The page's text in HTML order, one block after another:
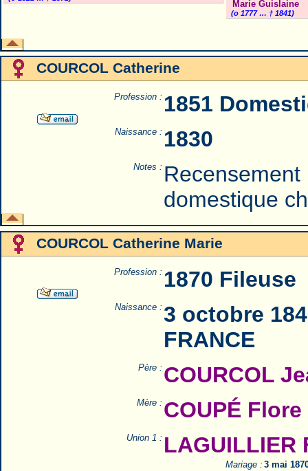
Marie Guislaine
(o 1777 … † 1841)
COURCOL Catherine
Profession : 1851
Naissance : 1830
Notes :
domestique
COURCOL Catherine Marie
Profession : 1870 Fileuse
Naissance : 3 octobre
FRANCE
Père : COURCOL
Mère : COUPÉ
Union 1 :
Mariage : 3 mai